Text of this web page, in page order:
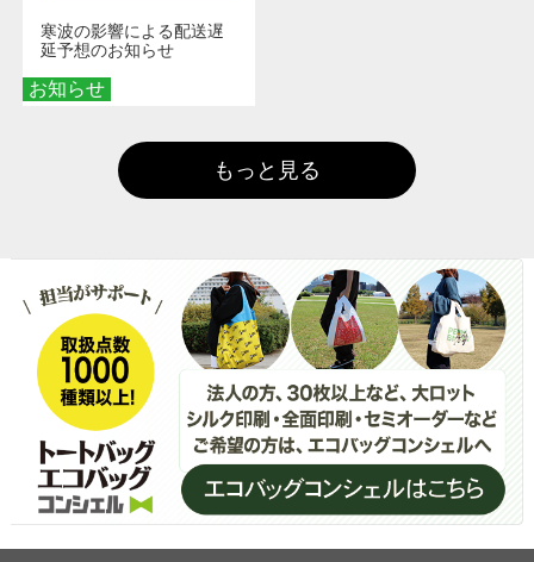
お知らせ
寒波の影響による配送遅
延予想のお知らせ
もっと見る